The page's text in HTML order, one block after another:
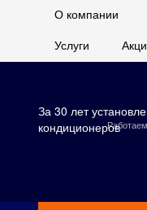
О компании
Услуги
За 30 лет
кондиционеров